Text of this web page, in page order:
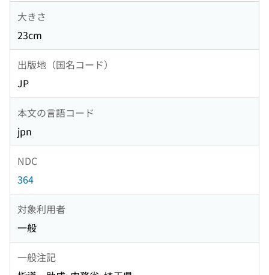
大きさ
23cm
出版地（国名コード）
JP
本文の言語コード
jpn
NDC
364
対象利用者
一般
一般注記